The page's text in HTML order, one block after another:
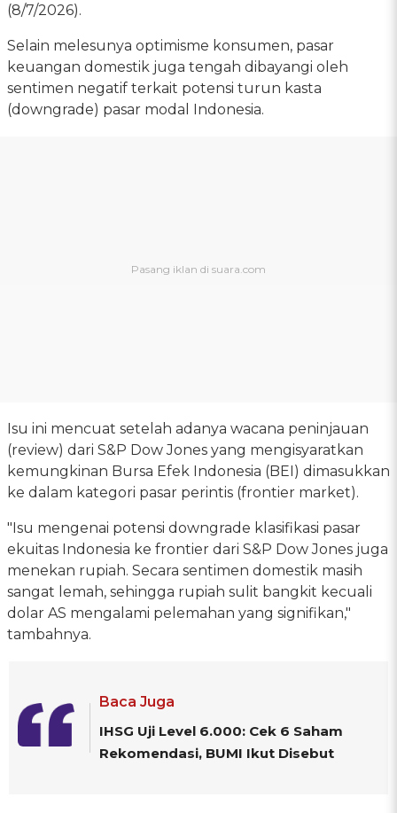
(8/7/2026).
Selain melesunya optimisme konsumen, pasar
keuangan domestik juga tengah dibayangi oleh
sentimen negatif terkait potensi turun kasta
(downgrade) pasar modal Indonesia.
Isu ini mencuat setelah adanya wacana peninjauan
(review) dari S&P Dow Jones yang mengisyaratkan
kemungkinan Bursa Efek Indonesia (BEI) dimasukkan
ke dalam kategori pasar perintis (frontier market).
"Isu mengenai potensi downgrade klasifikasi pasar
ekuitas Indonesia ke frontier dari S&P Dow Jones juga
menekan rupiah. Secara sentimen domestik masih
sangat lemah, sehingga rupiah sulit bangkit kecuali
dolar AS mengalami pelemahan yang signifikan,"
tambahnya.
Baca Juga
IHSG Uji Level 6.000: Cek 6 Saham
Rekomendasi, BUMI Ikut Disebut